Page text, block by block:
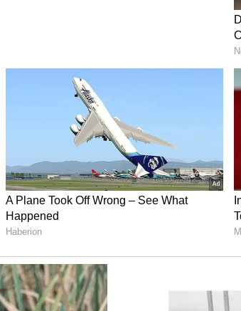
ಶಾಂಪೂ ಬಳಸಿ. ಪ್ರತಿ ದಿನ ಅಥವಾ ಒಂದು ದಿನ
ತಲೆಕೂದಲಲ್ಲಿರುವ ಎಣ್ಣೆಯಂಶ ಮುಖಕ್ಕೆ
ಹೆಚ್ಚಾಗುತ್ತಾ ಹೋಗುತ್ತದೆ.
ಹೀಗ್ ಮಾಡಿ ನೋಡಿ
?
ಇರುತ್ತವೆ. ಆರ್ಯುವೇದದ (Ayurveda)
ಮೊಡವೆಗಳ ಕಾಟ ಕಡಿಮೆಯಾಗುವುದಿಲ್ಲ.
ಎಂಬುದನ್ನು ಮೊದಲು ತಿಳಿದುಕೊಳ್ಳಬೇಕು.
ಪ್ರತ್ಯೇಕ ಕಾರಣಗಳಿವೆ. ಓಯ್ಲೀ ಸ್ಕಿನ್,
ಸತತವಾಗಿ ಮುಖದಲ್ಲಿ ಮೊಡವೆಯಾಗಲು
ಅಹಾರಕ್ರಮವೂ ಪರಿಣಾಮ ಬೀರುತ್ತದೆ. ಹೀಗಾಗಿ